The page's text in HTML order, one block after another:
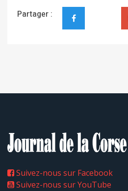
Partager :
Suivez-nous sur Facebook
Suivez-nous sur YouTube